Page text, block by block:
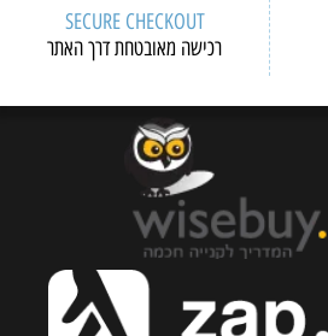
SECURE CHECKOUT
רכישה מאובטחת דרך האתר